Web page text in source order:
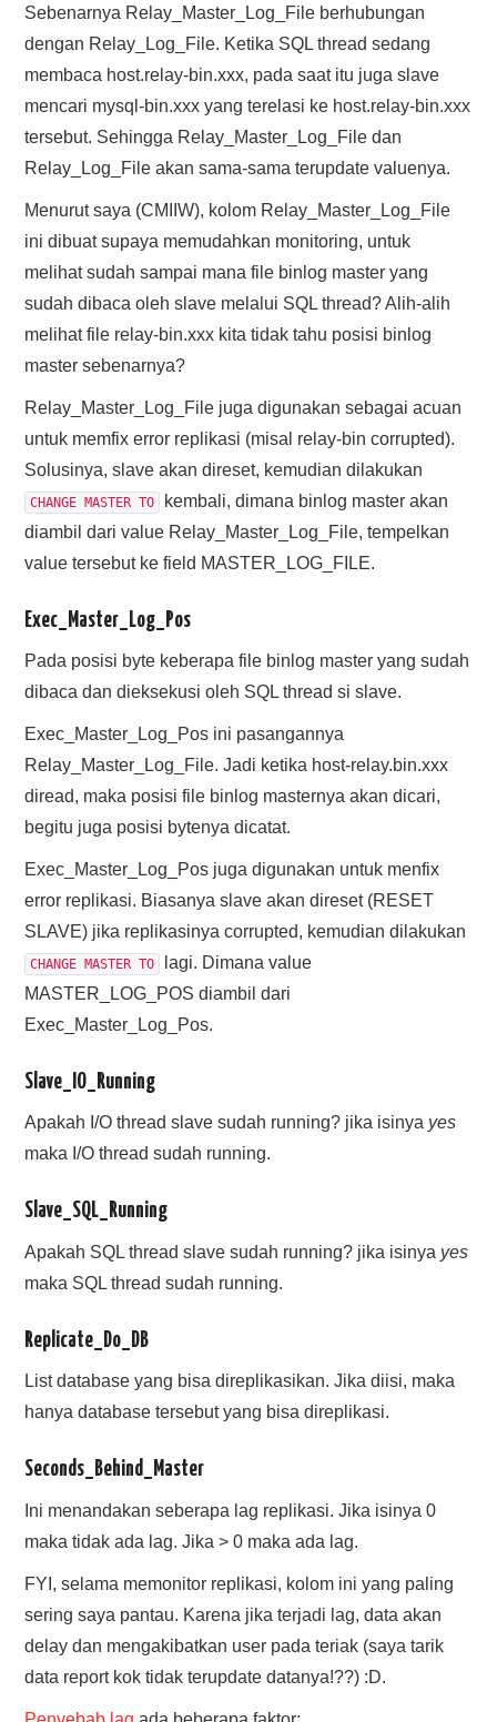
Sebenarnya Relay_Master_Log_File berhubungan
dengan Relay_Log_File. Ketika SQL thread sedang
membaca host.relay-bin.xxx, pada saat itu juga slave
mencari mysql-bin.xxx yang terelasi ke host.relay-bin.xxx
tersebut. Sehingga Relay_Master_Log_File dan
Relay_Log_File akan sama-sama terupdate valuenya.
Menurut saya (CMIIW), kolom Relay_Master_Log_File
ini dibuat supaya memudahkan monitoring, untuk
melihat sudah sampai mana file binlog master yang
sudah dibaca oleh slave melalui SQL thread? Alih-alih
melihat file relay-bin.xxx kita tidak tahu posisi binlog
master sebenarnya?
Relay_Master_Log_File juga digunakan sebagai acuan
untuk memfix error replikasi (misal relay-bin corrupted).
Solusinya, slave akan direset, kemudian dilakukan
CHANGE MASTER TO
kembali, dimana binlog master akan
diambil dari value Relay_Master_Log_File, tempelkan
value tersebut ke field MASTER_LOG_FILE.
Exec_Master_Log_Pos
Pada posisi byte keberapa file binlog master yang sudah
dibaca dan dieksekusi oleh SQL thread si slave.
Exec_Master_Log_Pos ini pasangannya
Relay_Master_Log_File. Jadi ketika host-relay.bin.xxx
diread, maka posisi file binlog masternya akan dicari,
begitu juga posisi bytenya dicatat.
Exec_Master_Log_Pos juga digunakan untuk menfix
error replikasi. Biasanya slave akan direset (RESET
SLAVE) jika replikasinya corrupted, kemudian dilakukan
CHANGE MASTER TO
lagi. Dimana value
MASTER_LOG_POS diambil dari
Exec_Master_Log_Pos.
Slave_IO_Running
Apakah I/O thread slave sudah running? jika isinya yes
maka I/O thread sudah running.
Slave_SQL_Running
Apakah SQL thread slave sudah running? jika isinya yes
maka SQL thread sudah running.
Replicate_Do_DB
List database yang bisa direplikasikan. Jika diisi, maka
hanya database tersebut yang bisa direplikasi.
Seconds_Behind_Master
Ini menandakan seberapa lag replikasi. Jika isinya 0
maka tidak ada lag. Jika > 0 maka ada lag.
FYI, selama memonitor replikasi, kolom ini yang paling
sering saya pantau. Karena jika terjadi lag, data akan
delay dan mengakibatkan user pada teriak (saya tarik
data report kok tidak terupdate datanya!??) :D.